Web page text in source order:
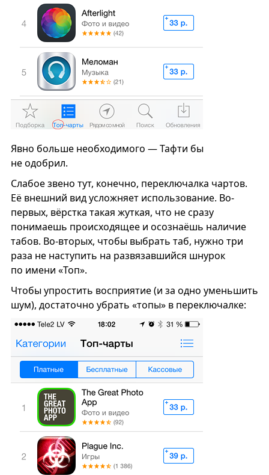
Явно больше необходимого — Тафти бы
не одобрил.
Слабое звено тут, конечно, переключалка чартов.
Её внешний вид усложняет использование. Во-
первых, вёрстка такая жуткая, что не сразу
понимаешь происходящее и осознаёшь наличие
табов. Во-вторых, чтобы выбрать таб, нужно три
раза не наступить на развязавшийся шнурок
по имени «Топ».
Чтобы упростить восприятие (и за одно уменьшить
шум), достаточно убрать «топы» в переключалке: